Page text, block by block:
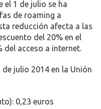
el 1 de julio se ha
de roaming a
reducción afecta a las
del 20% en el
del acceso a internet.
julio 2014 en la Unión
0,23 euros